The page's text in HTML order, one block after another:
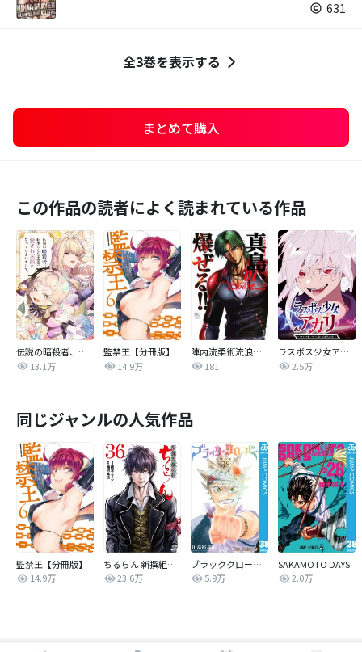
631
全3巻を表示する
まとめて購入
この作品の読者によく読まれている作品
伝説の暗殺者、転生したら王家の愛され末娘になってしまいまして。【タテヨミ】
13.1万
監禁王【分冊版】
14.9万
陣内流柔術流浪伝 真島、爆ぜる！！
181
ラスボス少女アカリ～ワタシより強いやつに会いに現代に行く～【タテヨミ】
2.5万
同じジャンルの人気作品
監禁王【分冊版】
14.9万
ちるらん 新撰組鎮魂歌
23.6万
ブラッククローバー
5.9万
SAKAMOTO DAYS
2.0万